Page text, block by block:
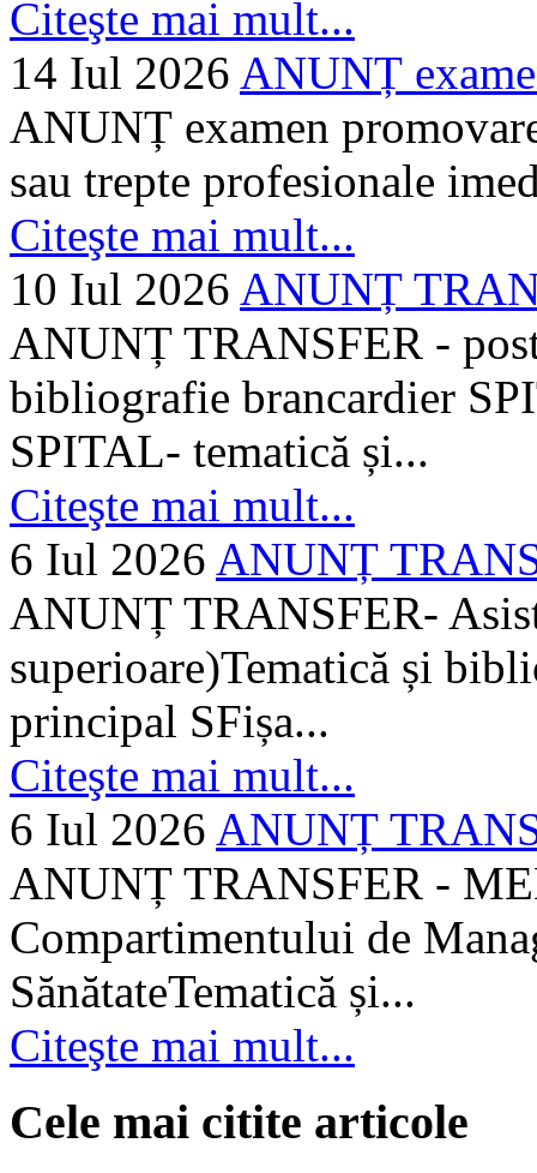
Citeşte mai mult...
14 Iul 2026 ANUNȚ
ANUNȚ examen
sau trepte profesionale
Citeşte mai mult...
10 Iul 2026 ANUNȚ
ANUNȚ TRANSFER -
bibliografie brancardier
SPITAL- tematică și...
Citeşte mai mult...
6 Iul 2026 ANUNȚ
ANUNȚ TRANSFER-
superioare)Tematică și
principal SFișa...
Citeşte mai mult...
6 Iul 2026 ANUNȚ
ANUNȚ TRANSFER -
Compartimentului de
SănătateTematică și...
Citeşte mai mult...
Cele mai citite articole